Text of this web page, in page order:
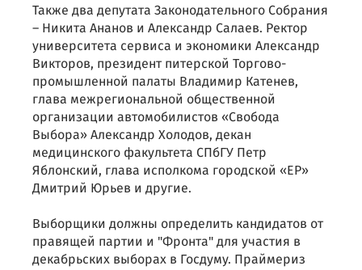
Также два депутата Законодательного Собрания
– Никита Ананов и Александр Салаев. Ректор
университета сервиса и экономики Александр
Викторов, президент питерской Торгово-
промышленной палаты Владимир Катенев,
глава межрегиональной общественной
организации автомобилистов «Свобода
Выбора» Александр Холодов, декан
медицинского факультета СПбГУ Петр
Яблонский, глава исполкома городской «ЕР»
Дмитрий Юрьев и другие.
Выборщики должны определить кандидатов от
правящей партии и "Фронта" для участия в
декабрьских выборах в Госдуму. Праймериз